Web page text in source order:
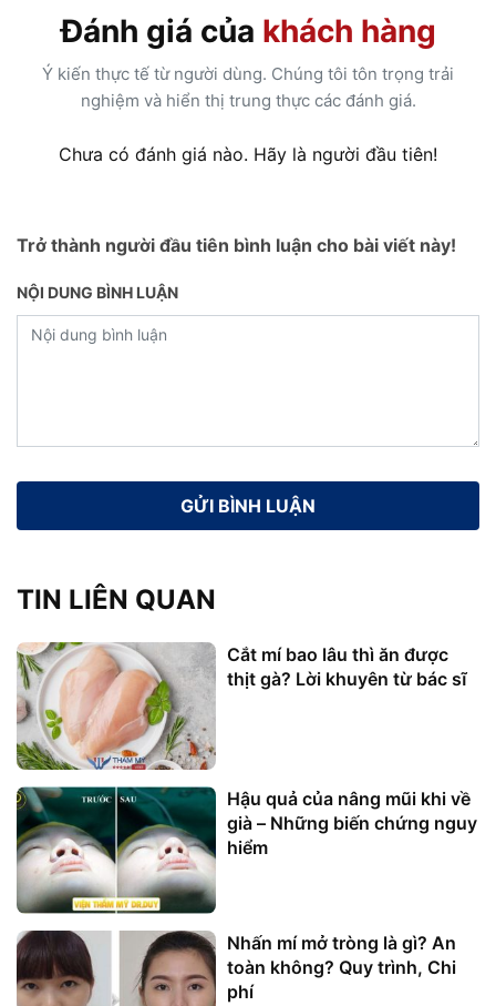
Đánh giá của khách hàng
Ý kiến thực tế từ người dùng. Chúng tôi tôn trọng trải
nghiệm và hiển thị trung thực các đánh giá.
Chưa có đánh giá nào. Hãy là người đầu tiên!
Trở thành người đầu tiên bình luận cho bài viết này!
NỘI DUNG BÌNH LUẬN
TIN LIÊN QUAN
Cắt mí bao lâu thì ăn được
thịt gà? Lời khuyên từ bác sĩ
Hậu quả của nâng mũi khi về
già – Những biến chứng nguy
hiểm
Nhấn mí mở tròng là gì? An
toàn không? Quy trình, Chi
phí